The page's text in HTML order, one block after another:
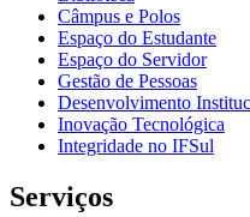
Câmpus e Polos
Espaço do Estudante
Espaço do Servidor
Gestão de Pessoas
Desenvolvimento
Inovação Tecnológica
Integridade no IFSul
Serviços